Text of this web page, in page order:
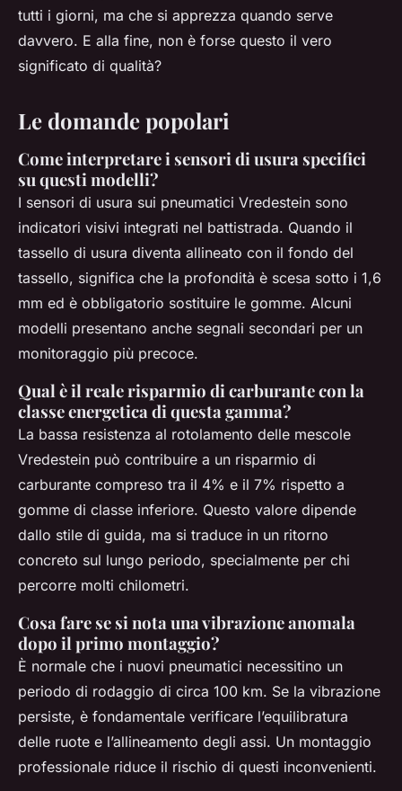
tutti i giorni, ma che si apprezza quando serve
davvero. E alla fine, non è forse questo il vero
significato di qualità?
Le domande popolari
Come interpretare i sensori di usura specifici
su questi modelli?
I sensori di usura sui pneumatici Vredestein sono
indicatori visivi integrati nel battistrada. Quando il
tassello di usura diventa allineato con il fondo del
tassello, significa che la profondità è scesa sotto i 1,6
mm ed è obbligatorio sostituire le gomme. Alcuni
modelli presentano anche segnali secondari per un
monitoraggio più precoce.
Qual è il reale risparmio di carburante con la
classe energetica di questa gamma?
La bassa resistenza al rotolamento delle mescole
Vredestein può contribuire a un risparmio di
carburante compreso tra il 4% e il 7% rispetto a
gomme di classe inferiore. Questo valore dipende
dallo stile di guida, ma si traduce in un ritorno
concreto sul lungo periodo, specialmente per chi
percorre molti chilometri.
Cosa fare se si nota una vibrazione anomala
dopo il primo montaggio?
È normale che i nuovi pneumatici necessitino un
periodo di rodaggio di circa 100 km. Se la vibrazione
persiste, è fondamentale verificare l’equilibratura
delle ruote e l’allineamento degli assi. Un montaggio
professionale riduce il rischio di questi inconvenienti.